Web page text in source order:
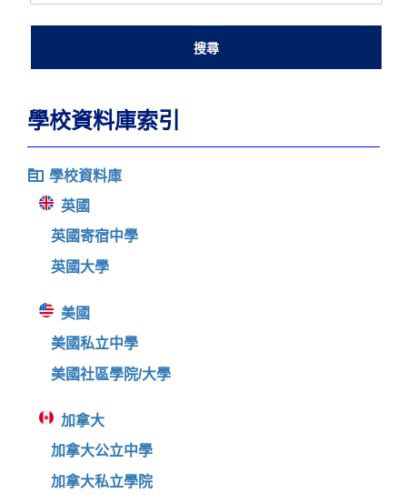
學校資料庫索引
學校資料庫
英國
英國寄宿中學
英國大學
美國
美國私立中學
美國社區學院/大學
加拿大
加拿大公立中學
加拿大私立學院